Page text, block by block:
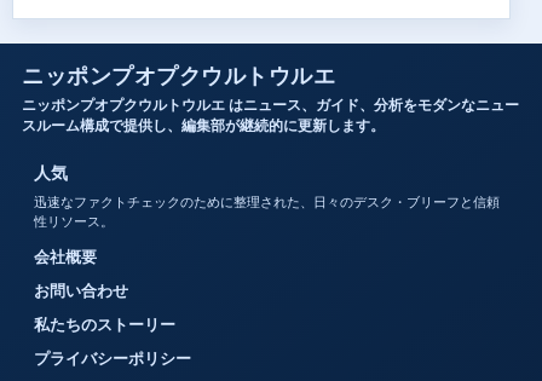
ニッポンプオプクウルトウルエ
ニッポンプオプクウルトウルエ はニュース、ガイド、分析をモダンなニュー
スルーム構成で提供し、編集部が継続的に更新します。
人気
迅速なファクトチェックのために整理された、日々のデスク・ブリーフと信頼
性リソース。
会社概要
お問い合わせ
私たちのストーリー
プライバシーポリシー